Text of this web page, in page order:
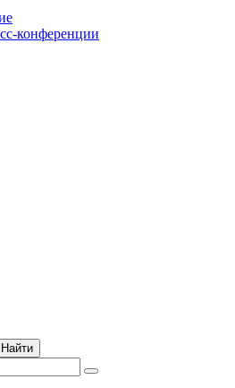
конференции